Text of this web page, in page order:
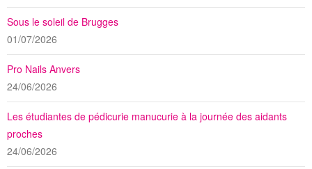
Sous le soleil de Brugges
01/07/2026
Pro Nails Anvers
24/06/2026
Les étudiantes de pédicurie manucurie à la journée des aidants
proches
24/06/2026